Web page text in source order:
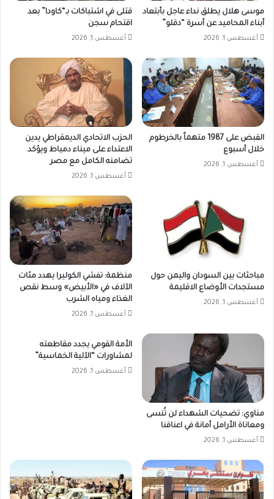
موسى هلال يطلق نداء عاجل بأبتعاد
أبناء المحاميد عن أسرة “دقلو”
أغسطس 1, 2026
قتلى في اشتباكات بـ“كاودا” بعد
اقتحام سجن
أغسطس 1, 2026
القبض على 1987 متهماً بالخرطوم
خلال أسبوع
أغسطس 1, 2026
الحزب الاتحادي الديمقراطي يدين
الاعتداء على ميناء دمياط ويؤكد
تضامنه الكامل مع مصر
أغسطس 1, 2026
مباحثات بين السودان واليمن حول
مستجدات الأوضاع الاقليمة
أغسطس 1, 2026
منظمة: تفشي الكوليرا يهدد مئات
الآلاف في «الأبيض» وسط نقص
الغذاء ومياه الشرب
أغسطس 1, 2026
مناوي: تضحيات الشهداء لن تُنسى
ومعاناة الأرامل أمانة في اعناقنا
أغسطس 1, 2026
الأمة القومي يجدد مقاطعته
لمشاورات “الآلية الخماسية”
أغسطس 1, 2026